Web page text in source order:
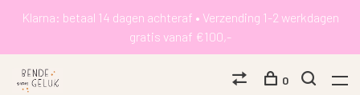
Klarna: betaal 14 dagen achteraf • Verzending 1-2 werkdagen
gratis vanaf €100,-
0